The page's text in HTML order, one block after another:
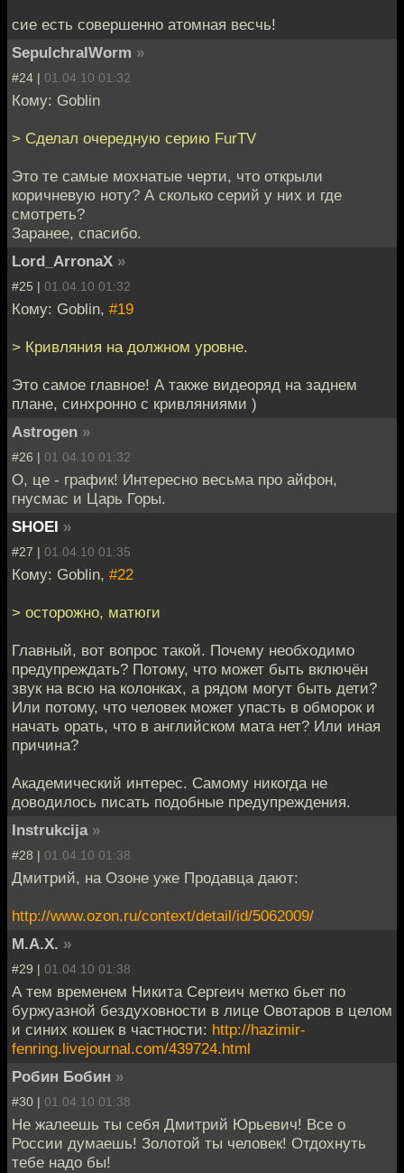
сие есть совершенно атомная весчь!
SepulchralWorm »
#24 | 01.04.10 01:32
Кому: Goblin
> Сделал очередную серию FurTV
Это те самые мохнатые черти, что открыли
коричневую ноту? А сколько серий у них и где
смотреть?
Заранее, спасибо.
Lord_ArronaX »
#25 | 01.04.10 01:32
Кому: Goblin, #19
> Кривляния на должном уровне.
Это самое главное! А также видеоряд на заднем
плане, синхронно с кривляниями )
Astrogen »
#26 | 01.04.10 01:32
О, це - график! Интересно весьма про айфон,
гнусмас и Царь Горы.
SHOEI »
#27 | 01.04.10 01:35
Кому: Goblin, #22
> осторожно, матюги
Главный, вот вопрос такой. Почему необходимо
предупреждать? Потому, что может быть включён
звук на всю на колонках, а рядом могут быть дети?
Или потому, что человек может упасть в обморок и
начать орать, что в английском мата нет? Или иная
причина?
Академический интерес. Самому никогда не
доводилось писать подобные предупреждения.
Instrukcija »
#28 | 01.04.10 01:38
Дмитрий, на Озоне уже Продавца дают:
http://www.ozon.ru/context/detail/id/5062009/
M.A.X. »
#29 | 01.04.10 01:38
А тем временем Никита Сергеич метко бьет по
буржуазной бездуховности в лице Овотаров в целом
и синих кошек в частности: http://hazimir-
fenring.livejournal.com/439724.html
Робин Бобин »
#30 | 01.04.10 01:38
Не жалеешь ты себя Дмитрий Юрьевич! Все о
России думаешь! Золотой ты человек! Отдохнуть
тебе надо бы!